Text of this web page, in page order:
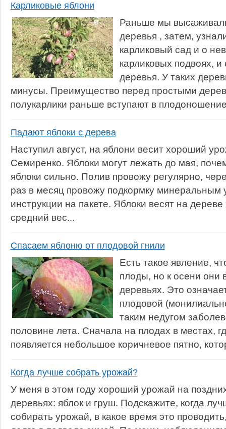
Карликовые яблони
Раньше мы
деревья , затем,
карликовый сад и о
карликовых подвоях, и
деревья. У таких
минусы. Преимущество перед простыми
полукарлики раньше вступают в
Падают яблоки с дерева
Наступил август, на яблони весит хороший
Семиренко. Яблоки могут лежать до мая,
яблоки сильно. Полив провожу регулярно,
раз в месяц провожу подкормку минеральным
инструкции на пакете. Яблоки весят на
средний вес...
Спасаем яблоню от плодовой гнили
Есть такое явление,
плоды, но к осени они
деревьях. Это
плодовой
таким недугом
половине лета. Сначала на плодах в местах,
появляется небольшое коричневое пятно,
Когда лучше собрать урожай?
У меня в этом году хороший урожай на
деревьях: яблок и груш. Подскажите, когда
собирать урожай, в какое время это